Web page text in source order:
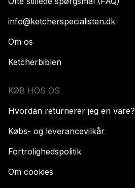
info@ketcherspecialisten.dk
Om os
Ketcherbiblen
KØB HOS OS
Hvordan returnerer jeg en vare?
Købs- og leverancevilkår
Fortrolighedspolitik
Om cookies